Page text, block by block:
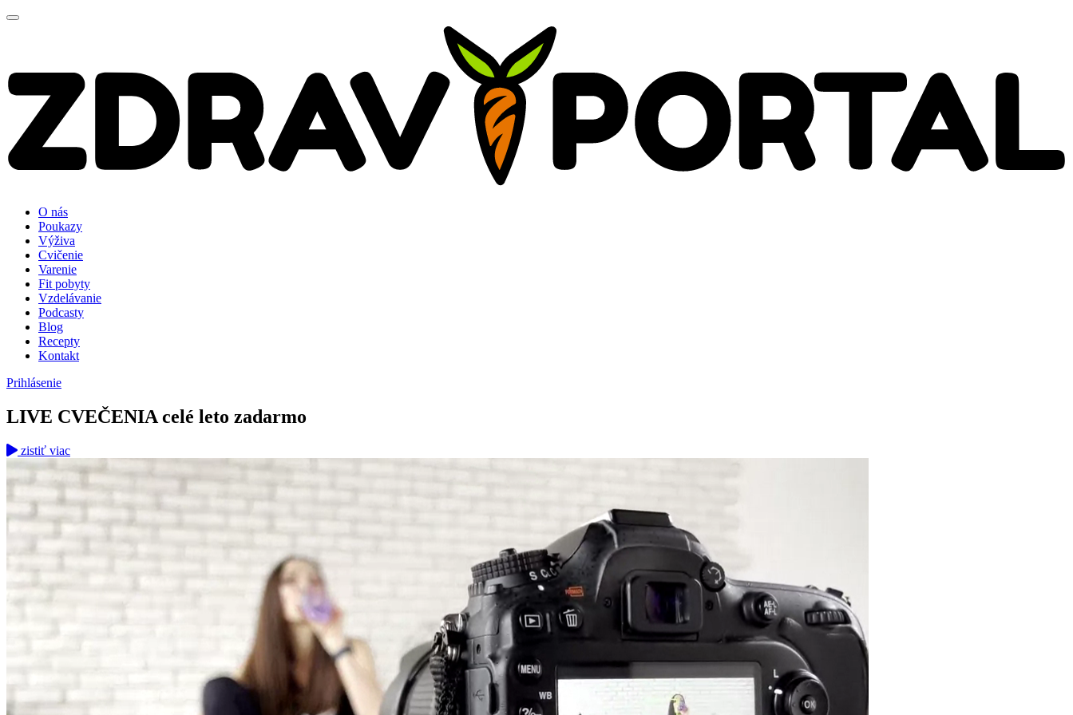
O nás
Poukazy
Výživa
Cvičenie
Varenie
Fit pobyty
Vzdelávanie
Podcasty
Blog
Recepty
Kontakt
Prihlásenie
LIVE CVEČENIA celé leto zadarmo
zistiť viac